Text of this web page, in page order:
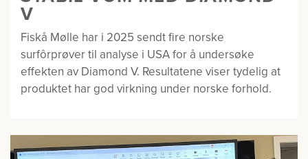
V
Fiskå Mølle har i 2025 sendt fire norske
surfôrprøver til analyse i USA for å undersøke
effekten av Diamond V. Resultatene viser tydelig at
produktet har god virkning under norske forhold.